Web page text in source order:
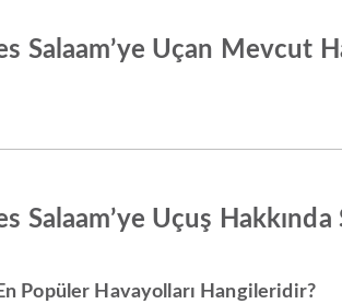
Salaam’ye Uçan Mevcut
Salaam’ye Uçuş Hakkında
Popüler Havayolları Hangileridir?